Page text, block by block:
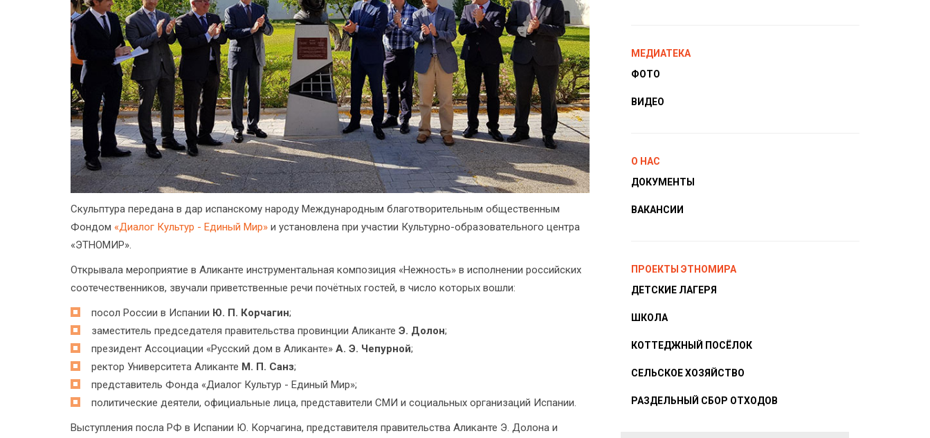
Скульптура передана в дар испанскому народу Международным благотворительным общественным
Фондом «Диалог Культур - Единый Мир» и установлена при участии Культурно-образовательного центра
«ЭТНОМИР».
Открывала мероприятие в Аликанте инструментальная композиция «Нежность» в исполнении российских
соотечественников, звучали приветственные речи почётных гостей, в число которых вошли:
посол России в Испании Ю. П. Корчагин;
заместитель председателя правительства провинции Аликанте Э. Долон;
президент Ассоциации «Русский дом в Аликанте» А. Э. Чепурной;
ректор Университета Аликанте М. П. Санз;
представитель Фонда «Диалог Культур - Единый Мир»;
политические деятели, официальные лица, представители СМИ и социальных организаций Испании.
Выступления посла РФ в Испании Ю. Корчагина, представителя правительства Аликанте Э. Долона и
МЕДИАТЕКА
ФОТО
ВИДЕО
О НАС
ДОКУМЕНТЫ
ВАКАНСИИ
ПРОЕКТЫ ЭТНОМИРА
ДЕТСКИЕ ЛАГЕРЯ
ШКОЛА
КОТТЕДЖНЫЙ ПОСЁЛОК
СЕЛЬСКОЕ ХОЗЯЙСТВО
РАЗДЕЛЬНЫЙ СБОР ОТХОДОВ